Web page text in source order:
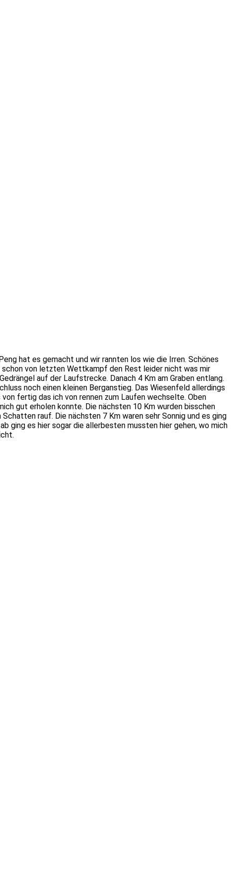
hat es gemacht und wir rannten los wie die Irren. Schönes
von letzten Wettkampf den Rest leider nicht was mir
auf der Laufstrecke. Danach 4 Km am Graben entlang.
noch einen kleinen Berganstieg. Das Wiesenfeld allerdings
fertig das ich von rennen zum Laufen wechselte. Oben
gut erholen konnte. Die nächsten 10 Km wurden bisschen
rauf. Die nächsten 7 Km waren sehr Sonnig und es ging
ging es hier sogar die allerbesten mussten hier gehen, wo mich